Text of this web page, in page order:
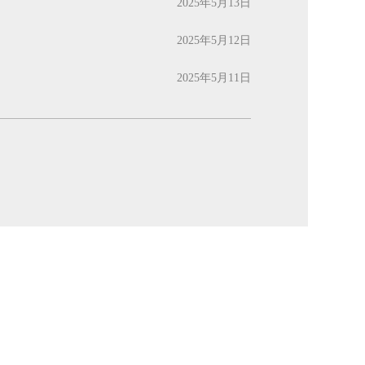
2025年5月13日
2025年5月12日
2025年5月11日